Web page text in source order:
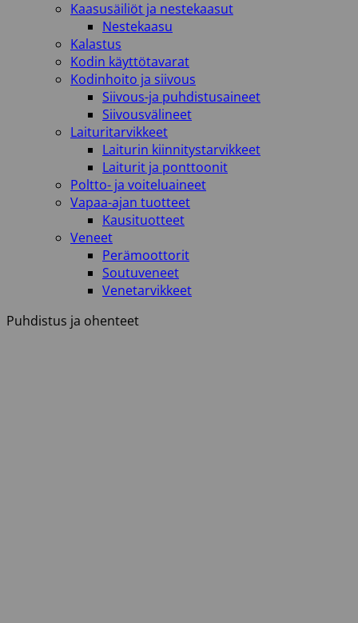
Kaasusäiliöt ja nestekaasut
Nestekaasu
Kalastus
Kodin käyttötavarat
Kodinhoito ja siivous
Siivous-ja puhdistusaineet
Siivousvälineet
Laituritarvikkeet
Laiturin kiinnitystarvikkeet
Laiturit ja ponttoonit
Poltto- ja voiteluaineet
Vapaa-ajan tuotteet
Kausituotteet
Veneet
Perämoottorit
Soutuveneet
Venetarvikkeet
Puhdistus ja ohenteet